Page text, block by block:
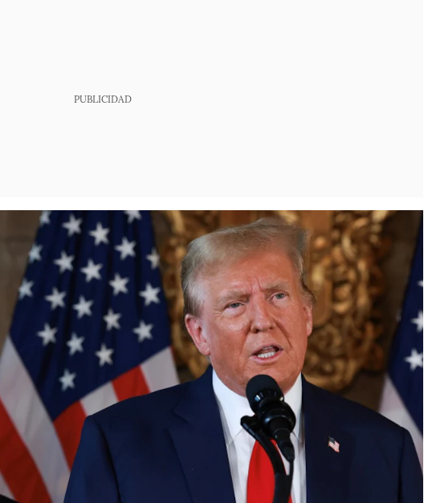
PUBLICIDAD